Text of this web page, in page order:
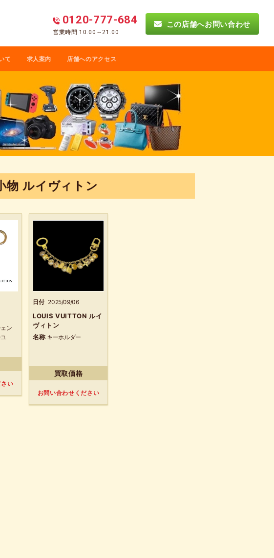
0120-777-684
営業時間 10:00～21:00
この店舗へお問い合わせ
て 求人案内 店舗へのアクセス
物 ルイヴィトン
ン
い
日付 2025/09/06
LOUIS VUITTON ルイ
ヴィトン
名称 キーホルダー
買取価格
お問い合わせください